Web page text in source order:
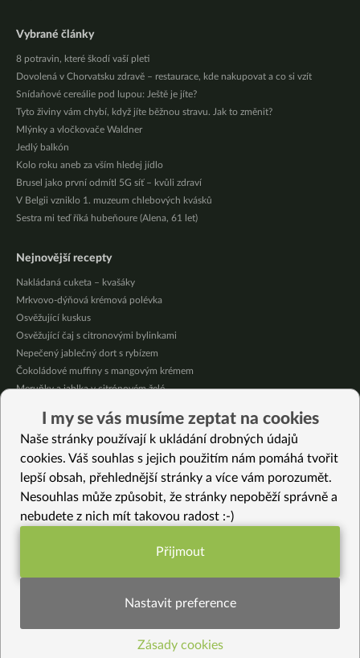
Vybrané články
8 potravin, které škodí vaší pleti
Dovolená v Chorvatsku zdravě – restaurace, kde nakupovat a co si vzít
Snídaňové cereálie pod lupou: Ještě je jíte?
Tyto živiny vám chybí, když jíte běžnou stravu. Jak to změnit?
Mlýnky a vločkovače Waldner
Jedlý balkón
Kolo roku aneb za vším hledej jídlo
Brusel jako první odmítl 5G síť – kvůli zdraví
V Belgii vzniklo 1. muzeum chlebových kvásků
Sestra mi teď říká hubeňoure (Alena, 61 let)
Nejnovější recepty
Nakládaná cuketa – kvašáky
Mrkvovo-dýňová krémová polévka
Osvěžující kuskus
Osvěžující čaj s citronovými bylinkami
Nepečený jablečný dort s rybízem
Čokoládové muffiny s mangovým krémem
Meruňky a jablka v citrónovém želé
Celozrnná rýže basmati se zeleninou
Citrónové muffiny s borůvkovým krémem
Vybrané recepty
Luxusní kynutý bezlepkový štrůdl
Slunečnicový sýr
Jáhlové tartaletky
Dýňový burger
I my se vás musíme zeptat na cookies
Naše stránky používají k ukládání drobných údajů
cookies. Váš souhlas s jejich použitím nám pomáhá tvořit
lepší obsah, přehlednější stránky a více vám porozumět.
Nesouhlas může způsobit, že stránky nepoběží správně a
nebudete z nich mít takovou radost :-)
Funkční nastavení potřebujeme (vždy
Statistiky pro lepší obsah
Přijmout
Nastavit preference
Zásady cookies